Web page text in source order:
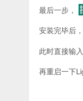
最后一步，
安装完毕后
此时直接输
再重启一下